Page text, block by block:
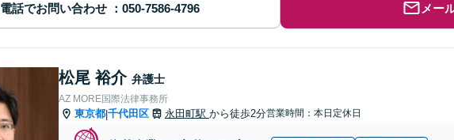
電話でお問い合わせ メー
松尾 裕介 弁護士
AZ MORE国際法律事務所
東京都|千代田区 永田町駅 から徒歩2分営業時間：本日定休日